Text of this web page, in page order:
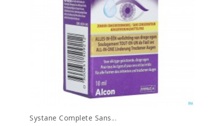
Systane Complete Sans...